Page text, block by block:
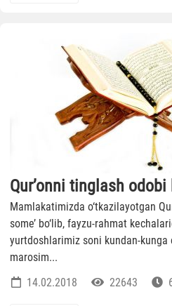
Qur’onni tinglash
Mamlakatimizda o‘tkazilayotgan
some’ bo‘lib, fayzu-rahmat
yurtdoshlarimiz soni kundan-kunga
marosim...
14.02.2018
22643